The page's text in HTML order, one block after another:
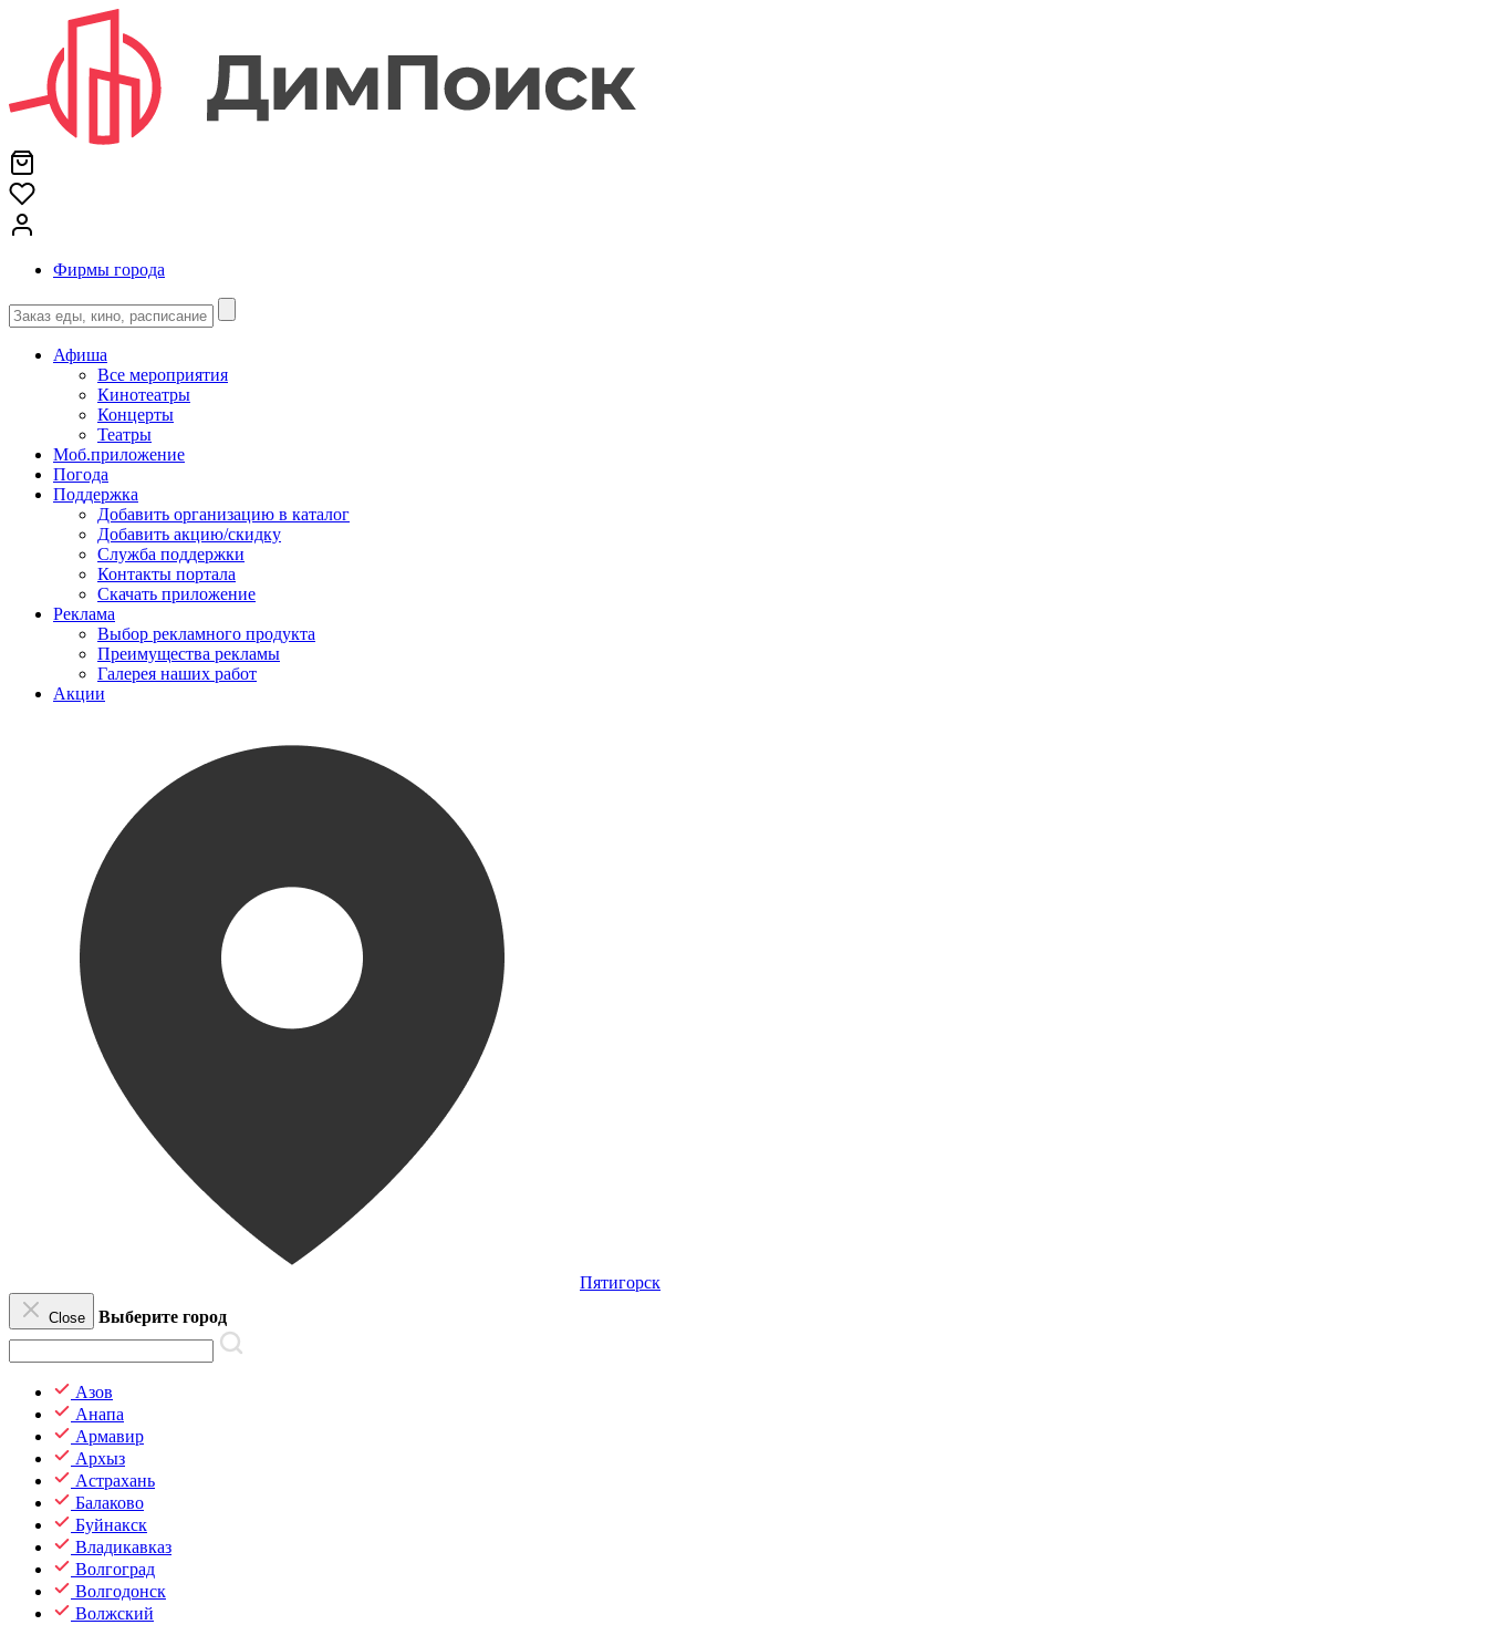
Фирмы города
Афиша
Все мероприятия
Кинотеатры
Концерты
Театры
Моб.приложение
Погода
Поддержка
Добавить организацию в каталог
Добавить акцию/скидку
Служба поддержки
Контакты портала
Скачать приложение
Реклама
Выбор рекламного продукта
Преимущества рекламы
Галерея наших работ
Акции
Пятигорск
Close Выберите город
Азов
Анапа
Армавир
Архыз
Астрахань
Балаково
Буйнакск
Владикавказ
Волгоград
Волгодонск
Волжский